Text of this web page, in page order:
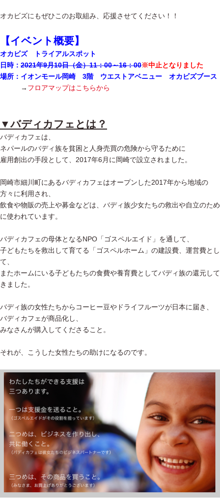
オカビズにもぜひこのお取組み、応援させてください！！
【イベント概要】
オカビズ トライアルスポット
日時： 2021年9月10日（金）11：00～16：00※中止となりました
場所：イオンモール岡崎 3階 ウエストアベニュー オカビズブース
→ フロアマップはこちらから
▼バディカフェとは？
バディカフェは、
ネパールのバディ族を貧困と人身売買の危険から守るために
雇用創出の手段として、2017年6月に岡崎で設立されました。
岡崎市細川町にあるバディカフェはオープンした2017年から地域の
方々に利用され、
飲食や物販の売上や募金などは、バディ族少女たちの救出や自立のため
に使われています。
バディカフェの母体となるNPO「ゴスペルエイド」を通して、
子どもたちを救出して育てる「ゴスペルホーム」の建設費、運営費とし
て、
またホームにいる子どもたちの食費や養育費としてバディ族の還元して
きました。
バディ族の女性たちからコーヒー豆やドライフルーツが日本に届き、
バディカフェが商品化し、
みなさんが購入してくださること。
それが、こうした女性たちの助けになるのです。